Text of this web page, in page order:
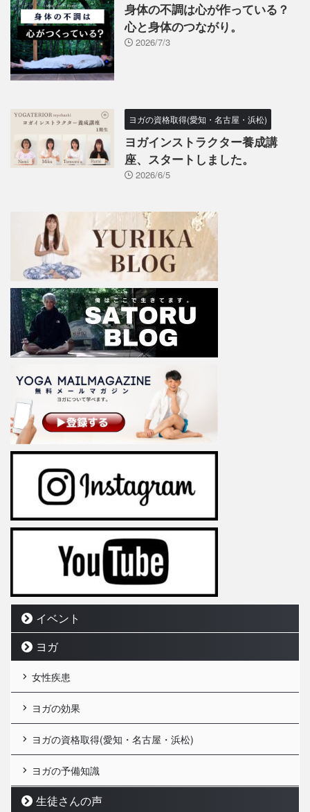
身体の不調は心が作っている？
心と身体のつながり。
2026/7/3
ヨガの資格取得(愛知・名古屋・浜松)
ヨガインストラクター養成講
座、スタートしました。
2026/6/5
イベント
ヨガ
女性疾患
ヨガの効果
ヨガの資格取得(愛知・名古屋・浜松)
ヨガの予備知識
生徒さんの声